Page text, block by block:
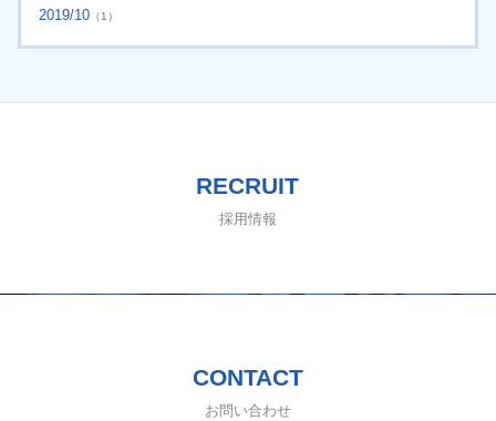
2019/10 （1）
RECRUIT
採用情報
CONTACT
お問い合わせ